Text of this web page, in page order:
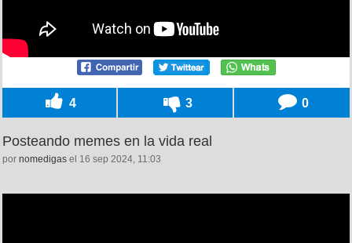
4 3 0
Posteando memes en la vida real
por nomedigas el 16 sep 2024, 11:03